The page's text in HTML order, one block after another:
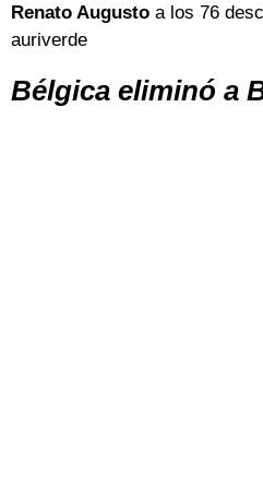
Renato Augusto a los 76
auriverde
Bélgica eliminó a